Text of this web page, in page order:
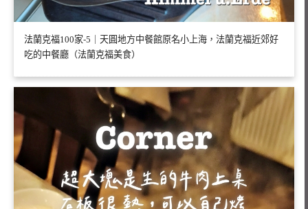
法蘭克福100家-5｜天圓地方中餐館原名小上海，法蘭克福近郊好
吃的中餐廳（法蘭克福美食）